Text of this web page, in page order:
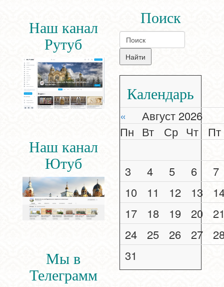
Наш канал
Рутуб
Наш канал
Ютуб
Мы в
Телеграмм
Поиск
Календарь
«
Август 2026
Пн Вт Ср Чт Пт
3 4 5 6
7
10
11 12 13
17
18 19 20
24
25 26 27
31